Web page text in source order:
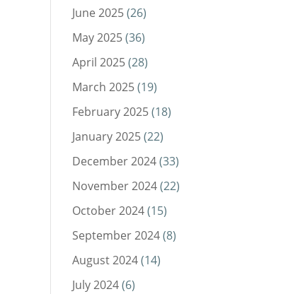
June 2025(26)
May 2025(36)
April 2025(28)
March 2025(19)
February 2025(18)
January 2025(22)
December 2024(33)
November 2024(22)
October 2024(15)
September 2024(8)
August 2024(14)
July 2024(6)